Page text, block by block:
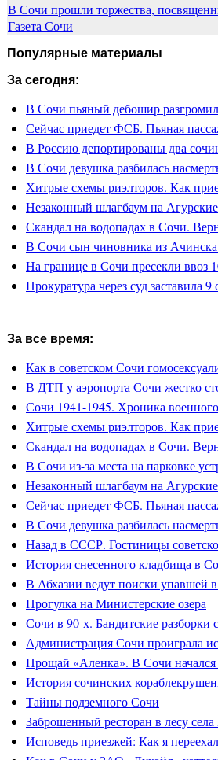
В Сочи прошли торжества,
Газета Сочи
Популярные материалы
За сегодня:
В Сочи пьяный дебошир
Сейчас приедет ФСБ. Пьяная
В Россию депортированы два
В Сочи девушка разбилась
Хитрые схемы риэлторов. Как
Незаконный шлагбаум на
Скандал на водопадах в Сочи.
В Сочи сын чиновника из Ачинска
На границе в Сочи пресекли ввоз
Прокуратура через суд заставила
За все время:
Как в советском Сочи
В ДТП у аэропорта Сочи жестко
Сочи 1941-1945. Хроника
Хитрые схемы риэлторов. Как
Скандал на водопадах в Сочи.
В Сочи из-за места на парковке
Незаконный шлагбаум на
Сейчас приедет ФСБ. Пьяная
В Сочи девушка разбилась
Назад в СССР. Гостиницы
История снесенного кладбища в
В Абхазии ведут поиски упавшей
Прогулка на Министерские озера
Сочи в 90-х. Бандитские разборки
Администрация Сочи проиграла
Прощай «Аленка». В Сочи начался
История сочинских
Тайны подземного Сочи
Заброшенный ресторан в лесу
Исповедь приезжей: Как я